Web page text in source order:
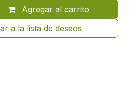
Agregar al carrito
a la lista de deseos